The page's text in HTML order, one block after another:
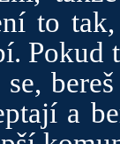
to
Pokud
a